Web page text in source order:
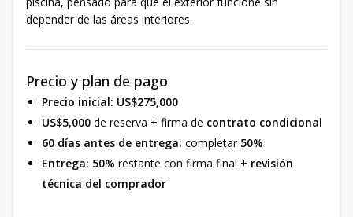
depender de las áreas interiores.
Precio y plan de pago
Precio inicial: US$275,000
US$5,000 de reserva + firma de contrato condicional
60 días antes de entrega: completar 50%
Entrega: 50% restante con firma final + revisión
técnica del comprador